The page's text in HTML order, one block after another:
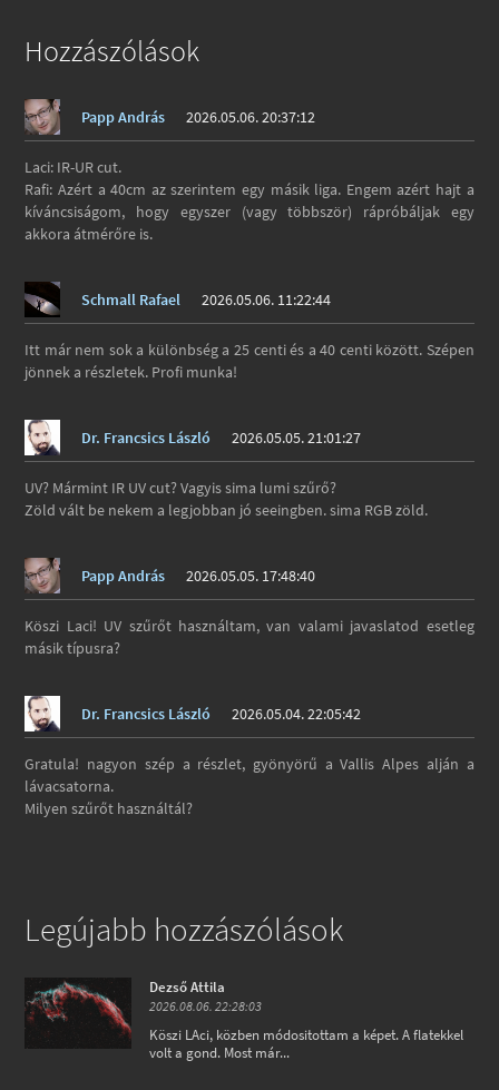
Hozzászólások
Papp András 2026.05.06. 20:37:12
Laci: IR-UR cut.
Rafi: Azért a 40cm az szerintem egy másik liga. Engem azért hajt a
kíváncsiságom, hogy egyszer (vagy többször) rápróbáljak egy
akkora átmérőre is.
Schmall Rafael 2026.05.06. 11:22:44
Itt már nem sok a különbség a 25 centi és a 40 centi között. Szépen
jönnek a részletek. Profi munka!
Dr. Francsics László 2026.05.05. 21:01:27
UV? Mármint IR UV cut? Vagyis sima lumi szűrő?
Zöld vált be nekem a legjobban jó seeingben. sima RGB zöld.
Papp András 2026.05.05. 17:48:40
Köszi Laci! UV szűrőt használtam, van valami javaslatod esetleg
másik típusra?
Dr. Francsics László 2026.05.04. 22:05:42
Gratula! nagyon szép a részlet, gyönyörű a Vallis Alpes alján a
lávacsatorna.
Milyen szűrőt használtál?
Legújabb hozzászólások
Dezső Attila
2026.08.06. 22:28:03
Köszi LAci, közben módositottam a képet. A flatekkel
volt a gond. Most már...